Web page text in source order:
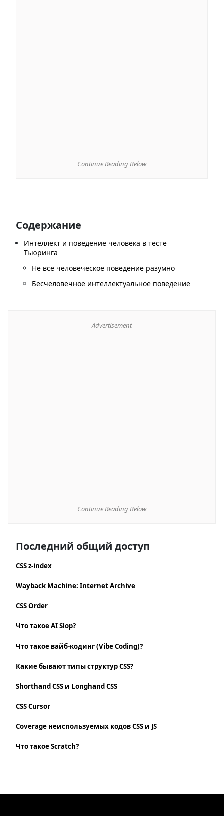
Continue Reading Below
Содержание
Интеллект и поведение человека в тесте
Тьюринга
Не все человеческое поведение разумно
Бесчеловечное интеллектуальное поведение
Advertisement
Continue Reading Below
Последний общий доступ
CSS z-index
Wayback Machine: Internet Archive
CSS Order
Что такое AI Slop?
Что такое вайб-кодинг (Vibe Coding)?
Какие бывают типы структур CSS?
Shorthand CSS и Longhand CSS
CSS Cursor
Coverage неиспользуемых кодов CSS и JS
Что такое Scratch?